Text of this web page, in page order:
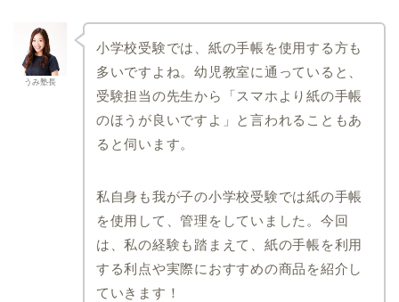
うみ塾長
小学校受験では、紙の手帳を使用する方も
多いですよね。幼児教室に通っていると、
受験担当の先生から「スマホより紙の手帳
のほうが良いですよ」と言われることもあ
ると伺います。
私自身も我が子の小学校受験では紙の手帳
を使用して、管理をしていました。今回
は、私の経験も踏まえて、紙の手帳を利用
する利点や実際におすすめの商品を紹介し
ていきます！
ナル小学校
帝塚山学院小学校
建国小学校
追手門学院小学校
小学校
北海道教育大学附属函館
小学校